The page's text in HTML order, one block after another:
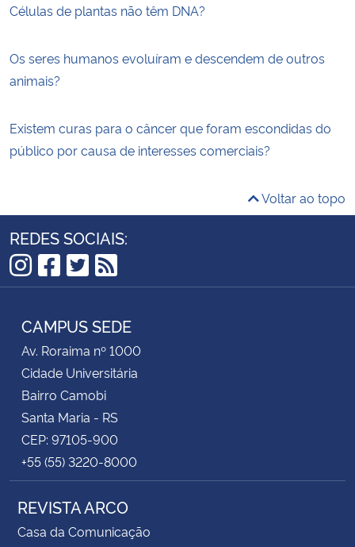
Células de plantas não têm DNA?
Os seres humanos evoluíram e descendem de outros
animais?
Existem curas para o câncer que foram escondidas do
público por causa de interesses comerciais?
Voltar ao topo
REDES SOCIAIS:
Instagram
Facebook
Twitter
RSS
CAMPUS SEDE
Av. Roraima nº 1000
Cidade Universitária
Bairro Camobi
Santa Maria - RS
CEP: 97105-900
+55 (55) 3220-8000
REVISTA ARCO
Casa da Comunicação